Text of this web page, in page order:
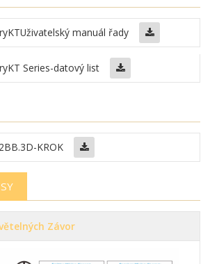
KTUživatelský manuál řady
KT Series-datový list
.3D-KROK
Závor